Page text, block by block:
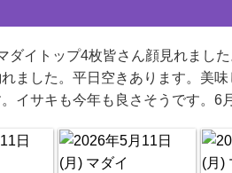
ダイトップ4枚皆さん顔見れまし
ました。平日空きあります。美
イサキも今年も良さそうです。6